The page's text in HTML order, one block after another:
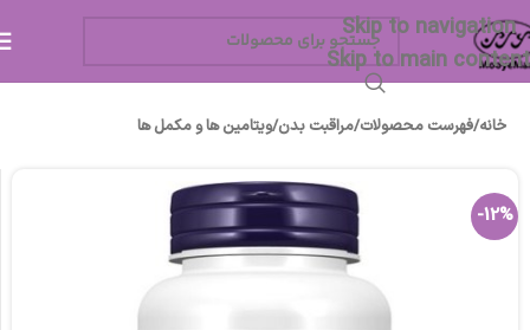
Skip to navigation
Skip to main content
خانه/فهرست محصولات/مراقبت بدن/ویتامین ها و مکمل ها
-12%